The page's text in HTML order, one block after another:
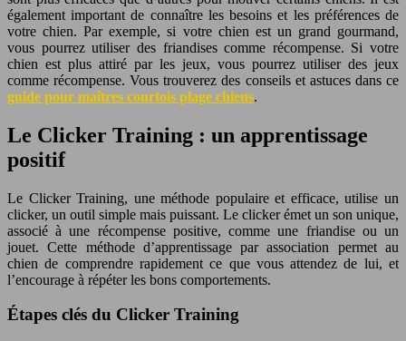
également important de connaître les besoins et les préférences de
votre chien. Par exemple, si votre chien est un grand gourmand,
vous pourrez utiliser des friandises comme récompense. Si votre
chien est plus attiré par les jeux, vous pourrez utiliser des jeux
comme récompense. Vous trouverez des conseils et astuces dans ce
guide pour maîtres courtois plage chiens.
Le Clicker Training : un apprentissage
positif
Le Clicker Training, une méthode populaire et efficace, utilise un
clicker, un outil simple mais puissant. Le clicker émet un son unique,
associé à une récompense positive, comme une friandise ou un
jouet. Cette méthode d’apprentissage par association permet au
chien de comprendre rapidement ce que vous attendez de lui, et
l’encourage à répéter les bons comportements.
Étapes clés du Clicker Training